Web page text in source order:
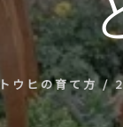
ウヒの育て方/